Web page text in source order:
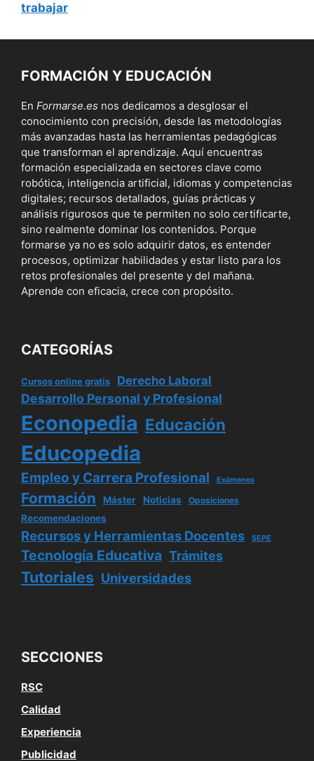
trabajar
FORMACIÓN Y EDUCACIÓN
En Formarse.es nos dedicamos a desglosar el
conocimiento con precisión, desde las metodologías
más avanzadas hasta las herramientas pedagógicas
que transforman el aprendizaje. Aquí encuentras
formación especializada en sectores clave como
robótica, inteligencia artificial, idiomas y competencias
digitales; recursos detallados, guías prácticas y
análisis rigurosos que te permiten no solo certificarte,
sino realmente dominar los contenidos. Porque
formarse ya no es solo adquirir datos, es entender
procesos, optimizar habilidades y estar listo para los
retos profesionales del presente y del mañana.
Aprende con eficacia, crece con propósito.
CATEGORÍAS
Cursos online gratis Derecho Laboral
Desarrollo Personal y Profesional
Econopedia Educación
Educopedia
Empleo y Carrera Profesional Exámenes
Formación Máster Noticias Oposiciones
Recomendaciones
Recursos y Herramientas Docentes SEPE
Tecnología Educativa Trámites
Tutoriales Universidades
SECCIONES
RSC
Calidad
Experiencia
Publicidad